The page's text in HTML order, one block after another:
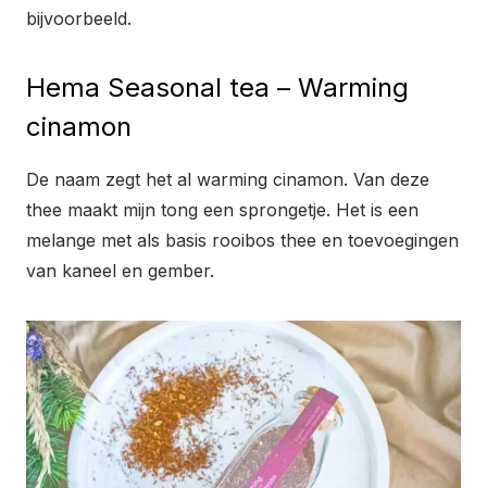
bijvoorbeeld.
Hema Seasonal tea – Warming
cinamon
De naam zegt het al warming cinamon. Van deze
thee maakt mijn tong een sprongetje. Het is een
melange met als basis rooibos thee en toevoegingen
van kaneel en gember.